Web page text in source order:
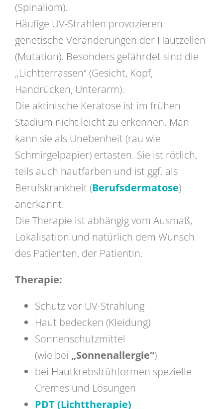
(Spinaliom).
Häufige UV-Strahlen provozieren
genetische Veränderungen der Hautzellen
(Mutation). Besonders gefährdet sind die
„Lichtterrassen“ (Gesicht, Kopf,
Handrücken, Unterarm).
Die aktinische Keratose ist im frühen
Stadium nicht leicht zu erkennen. Man
kann sie als Unebenheit (rau wie
Schmirgelpapier) ertasten. Sie ist rötlich,
teils auch hautfarben und ist ggf. als
Berufskrankheit (Berufsdermatose)
anerkannt.
Die Therapie ist abhängig vom Ausmaß,
Lokalisation und natürlich dem Wunsch
des Patienten, der Patientin.
Therapie:
Schutz vor UV-Strahlung
Haut bedecken (Kleidung)
Sonnenschutzmittel
(wie bei „Sonnenallergie“)
bei Hautkrebsfrühformen spezielle
Cremes und Lösungen
PDT (Lichttherapie)